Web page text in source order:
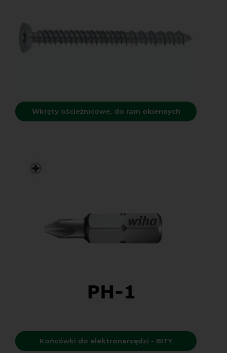
Wkręty ościeżnicowe, do ram okiennych
Końcówki do elektronarzędzi - BITY